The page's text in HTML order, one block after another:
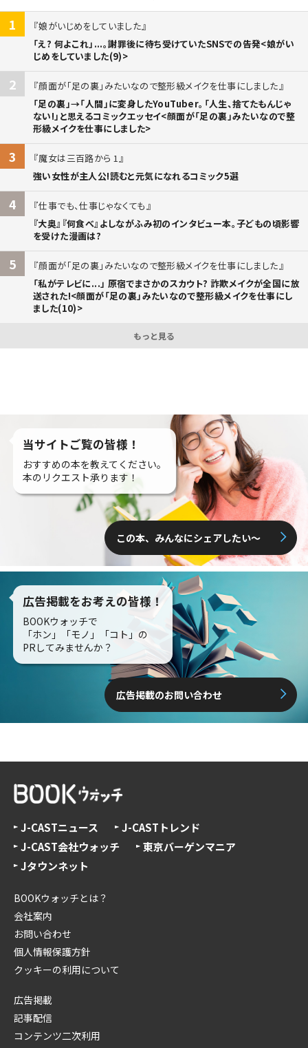
1
娘がいじめをしていました
「え? 何よこれ」...。謝罪後に待ち受けていたSNSでの告発<娘がい
じめをしていました(9)>
2
顔面が「足の裏」みたいなので整形級メイクを仕事にしました
「足の裏」→「人間」に変身したYouTuber。「人生、捨てたもんじゃ
ない!」と思えるコミックエッセイ<顔面が「足の裏」みたいなので整
形級メイクを仕事にしました>
3
魔女は三百路から 1
強い女性が主人公!読むと元気になれるコミック5選
4
仕事でも、仕事じゃなくても
『大奥』『何食べ』よしながふみ初のインタビュー本。子どもの頃影響
を受けた漫画は?
5
顔面が「足の裏」みたいなので整形級メイクを仕事にしました
「私がテレビに...」 原宿でまさかのスカウト? 詐欺メイクが全国に放
送された!<顔面が「足の裏」みたいなので整形級メイクを仕事にし
ました(10)>
もっと見る
当サイトご覧の皆様！
おすすめの本を教えてください。
本のリクエスト承ります！
この本、みんなにシェアしたい〜
広告掲載をお考えの皆様！
BOOKウォッチで
「ホン」「モノ」「コト」の
PRしてみませんか？
広告掲載のお問い合わせ
J-CASTニュース
J-CASTトレンド
J-CAST会社ウォッチ
東京バーゲンマニア
Jタウンネット
BOOKウォッチとは？
会社案内
お問い合わせ
個人情報保護方針
クッキーの利用について
広告掲載
記事配信
コンテンツ二次利用